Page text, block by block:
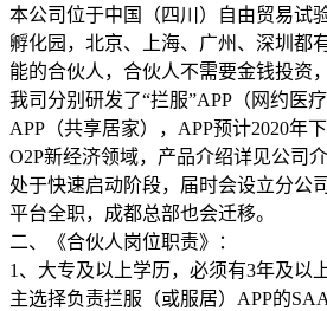
本公司位于中国（四川）自由贸易试
孵化园，北京、上海、广州、深圳都
能的合伙人，合伙人不需要金钱投资
我司分别研发了“拦服”APP（网约医
APP（共享居家），APP预计2020年
O2P新经济领域，产品介绍详见公司
处于快速启动阶段，届时会设立分公
平台全职，成都总部也会迁移。
二、《合伙人岗位职责》：
1、大专及以上学历，必须有3年及以
主选择负责拦服（或服居）APP的